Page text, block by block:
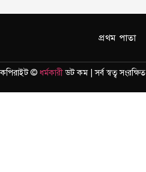
প্রথম পাতা
কপিরাইট © ধর্মকারীডট কম | সর্ব স্বত্ব সংরক্ষিত